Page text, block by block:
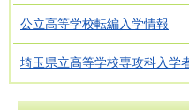
公立高等学校転編入学情報
埼玉県立高等学校専攻科入学